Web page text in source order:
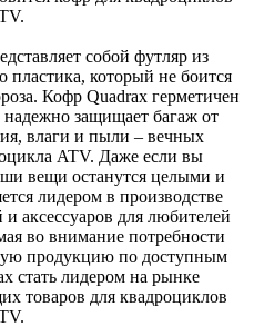
собой футляр из
пластика, который не боится
Кофр Quadrax герметичен
защищает багаж от
влаги и пыли – вечных
ATV. Даже если вы
вещи останутся целыми и
лидером в производстве
аксессуаров для любителей
во внимание потребности
продукцию по доступным
стать лидером на рынке
товаров для квадроциклов